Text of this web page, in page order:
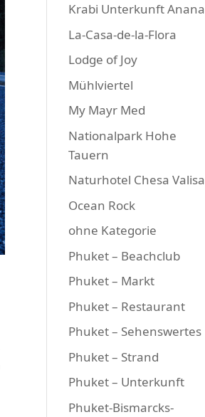
Krabi Unterkunft Anana
La-Casa-de-la-Flora
Lodge of Joy
Mühlviertel
My Mayr Med
Nationalpark Hohe
Tauern
Naturhotel Chesa Valisa
Ocean Rock
ohne Kategorie
Phuket – Beachclub
Phuket – Markt
Phuket – Restaurant
Phuket – Sehenswertes
Phuket – Strand
Phuket – Unterkunft
Phuket-Bismarcks-